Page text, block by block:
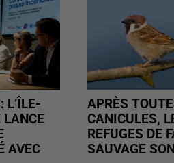
L’ÎLE-
LANCE
AVEC
APRÈS
CANICULES,
REFUGES DE
SAUVAGE